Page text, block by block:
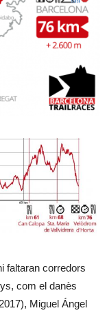
faltaran corredors
com el danès
Miguel Ángel